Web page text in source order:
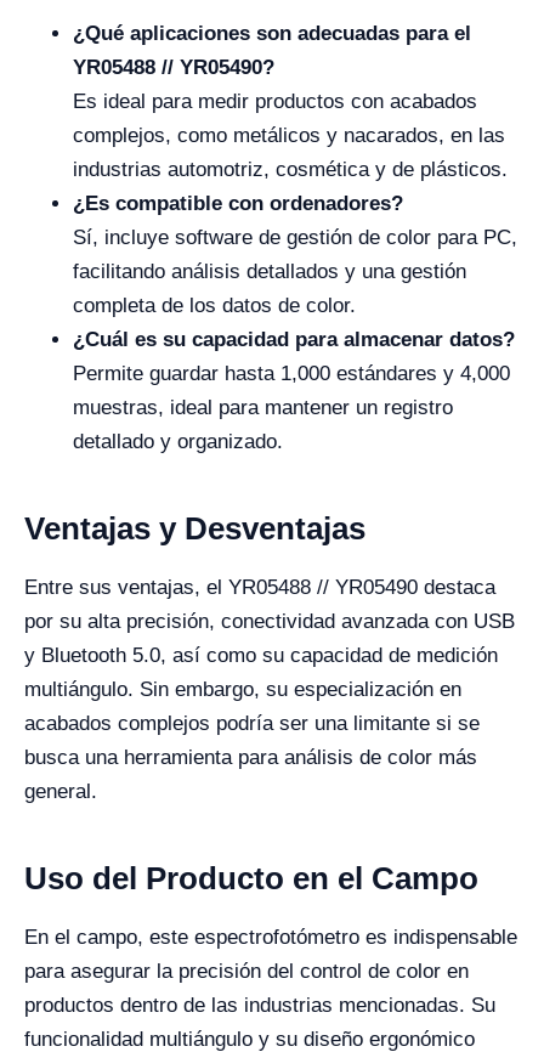
¿Qué aplicaciones son adecuadas para el
YR05488 // YR05490?
Es ideal para medir productos con acabados
complejos, como metálicos y nacarados, en las
industrias automotriz, cosmética y de plásticos.
¿Es compatible con ordenadores?
Sí, incluye software de gestión de color para PC,
facilitando análisis detallados y una gestión
completa de los datos de color.
¿Cuál es su capacidad para almacenar datos?
Permite guardar hasta 1,000 estándares y 4,000
muestras, ideal para mantener un registro
detallado y organizado.
Ventajas y Desventajas
Entre sus ventajas, el YR05488 // YR05490 destaca
por su alta precisión, conectividad avanzada con USB
y Bluetooth 5.0, así como su capacidad de medición
multiángulo. Sin embargo, su especialización en
acabados complejos podría ser una limitante si se
busca una herramienta para análisis de color más
general.
Uso del Producto en el Campo
En el campo, este espectrofotómetro es indispensable
para asegurar la precisión del control de color en
productos dentro de las industrias mencionadas. Su
funcionalidad multiángulo y su diseño ergonómico